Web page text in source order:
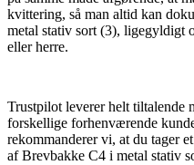
kvittering, så man altid kan
metal stativ sort (3), ligegyldigt
eller herre.
Trustpilot leverer helt tiltalende
forskellige forhenværende
rekommanderer vi, at du tager
af Brevbakke C4 i metal stativ